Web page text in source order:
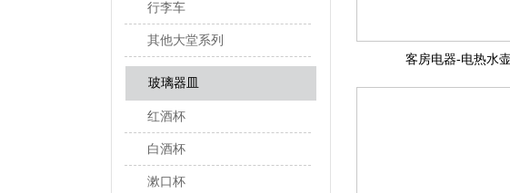
行李车
其他大堂系列
玻璃器皿
红酒杯
白酒杯
漱口杯
客房电器-电热水